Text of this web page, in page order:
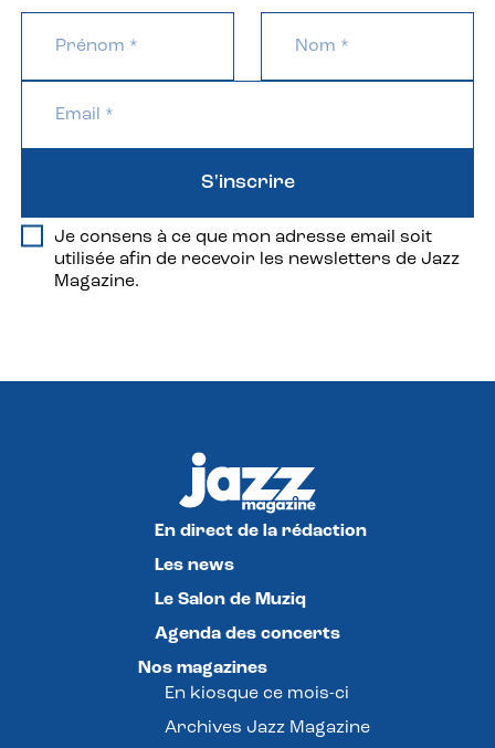
Je consens à ce que mon adresse email soit
utilisée afin de recevoir les newsletters de Jazz
Magazine.
S'inscrire
En direct de la rédaction
Les news
Le Salon de Muziq
Agenda des concerts
Nos magazines
En kiosque ce mois-ci
Archives Jazz Magazine